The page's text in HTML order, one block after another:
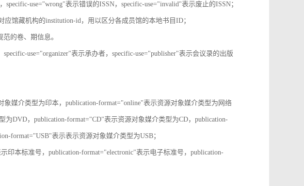
specific-use="wrong"表示错误的ISSN，specific-use="invalid"表示废止的ISSN；
应馆藏机构的institution-id，用以区分各成员馆的本地书目ID；
范的卷、期信息。
use="organizer"表示承办者，specific-use="publisher"表示会议录的出版
象媒介类型为印本，publication-format="online"表示资源对象媒介类型为网络
DVD，publication-format="CD"表示资源对象媒介类型为CD，publication-
format="USB"表示表示资源对象媒介类型为USB；
印本标准号，publication-format="electronic"表示电子标准号，publication-